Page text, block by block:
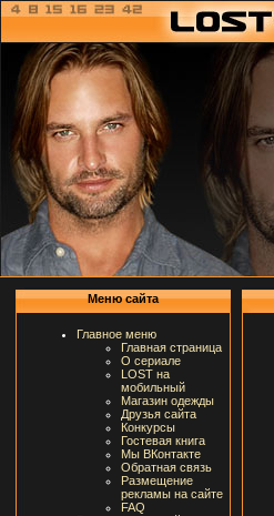
Меню сайта
Главное меню
Главная страница
О сериале
LOST на
мобильный
Магазин одежды
Друзья сайта
Конкурсы
Гостевая книга
Мы ВКонтакте
Обратная связь
Размещение
рекламы на сайте
FAQ